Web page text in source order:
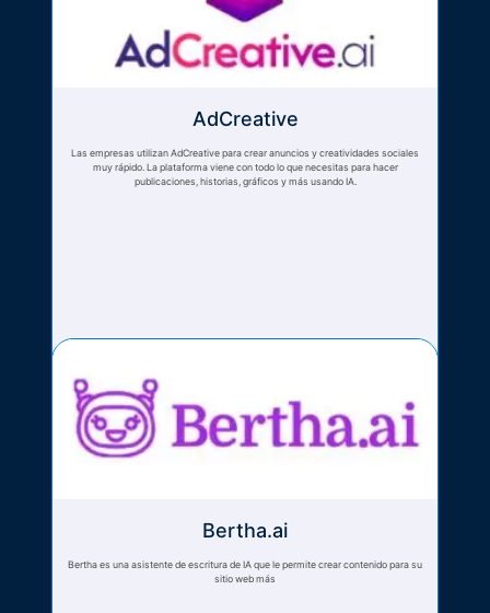
AdCreative
Las empresas utilizan AdCreative para crear anuncios y creatividades sociales
muy rápido. La plataforma viene con todo lo que necesitas para hacer
publicaciones, historias, gráficos y más usando IA.
Bertha.ai
Bertha es una asistente de escritura de IA que le permite crear contenido para su
sitio web más